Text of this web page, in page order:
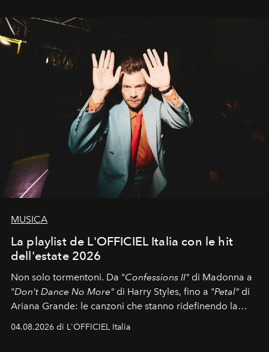
MUSICA
La playlist de L'OFFICIEL Italia con le hit
dell'estate 2026
Non solo tormentoni. Da "Confessions II" di Madonna a
"Don't Dance No More" di Harry Styles, fino a "Petal" di
Ariana Grande: le canzoni che stanno ridefinendo la
04.08.2026 di L'OFFICIEL Italia